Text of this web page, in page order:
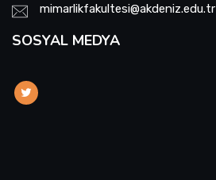
mimarlikfakultesi@akdeniz.edu.tr
SOSYAL MEDYA